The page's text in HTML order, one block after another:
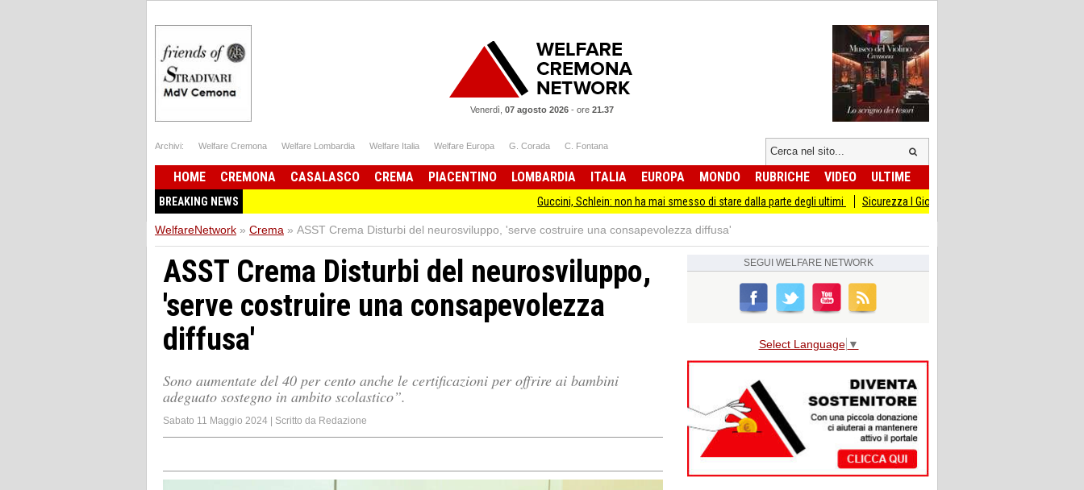
Venerdì, 07 agosto 2026 - ore 21.37
Archivi: Welfare Cremona Welfare Lombardia Welfare Italia Welfare Europa G. Corada C. Fontana
HOME CREMONA CASALASCO CREMA PIACENTINO LOMBARDIA ITALIA EUROPA MONDO RUBRICHE VIDEO ULTIME
BREAKING NEWS Guccini, Schlein: non ha mai smesso di stare dalla parte degli ultimi Sicurezza I Giovani Democratici ribattono ai Giovani
WelfareNetwork » Crema » ASST Crema Disturbi del neurosviluppo, 'serve costruire una consapevolezza diffusa'
ASST Crema Disturbi del neurosviluppo,
'serve costruire una consapevolezza
diffusa'
Sono aumentate del 40 per cento anche le certificazioni per offrire ai bambini
adeguato sostegno in ambito scolastico”.
Sabato 11 Maggio 2024 | Scritto da Redazione
SEGUI WELFARE NETWORK
Select Language ▼